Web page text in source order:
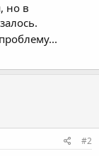
но в
#2